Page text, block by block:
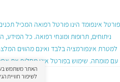
פורטל אינפומד הינו פורטל רפואה המכיל
ניתוחים, תרופות ומונחי רפואה. כל המידע,
למטרת אינפורמציה בלבד ואינם מהווים
עם מומחה. שימוש בפורטל אינו מחליף את
גורם רפואי מוסמךלשיפור חוויית